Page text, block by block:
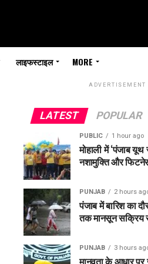
लाइफस्टाइल MORE
ADVERTISEMENT
LATEST POPULAR
PUBLIC 1 hour ago
मोहाली में ‘पंजाब
नशामुक्ति और
PUNJAB 2 hours
पंजाब में बारिश का
तक मानसून सक्रिय
PUNJAB 3 hours
मानवता के आधार पर